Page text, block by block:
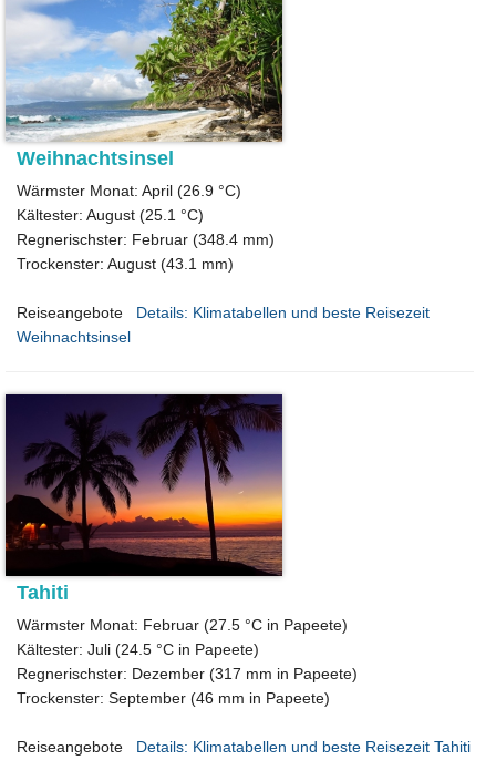
Weihnachtsinsel
Wärmster Monat: April (26.9 °C)
Kältester: August (25.1 °C)
Regnerischster: Februar (348.4 mm)
Trockenster: August (43.1 mm)
Reiseangebote
Details: Klimatabellen und beste Reisezeit
Weihnachtsinsel
Tahiti
Wärmster Monat: Februar (27.5 °C in Papeete)
Kältester: Juli (24.5 °C in Papeete)
Regnerischster: Dezember (317 mm in Papeete)
Trockenster: September (46 mm in Papeete)
Reiseangebote Details: Klimatabellen und beste Reisezeit Tahiti